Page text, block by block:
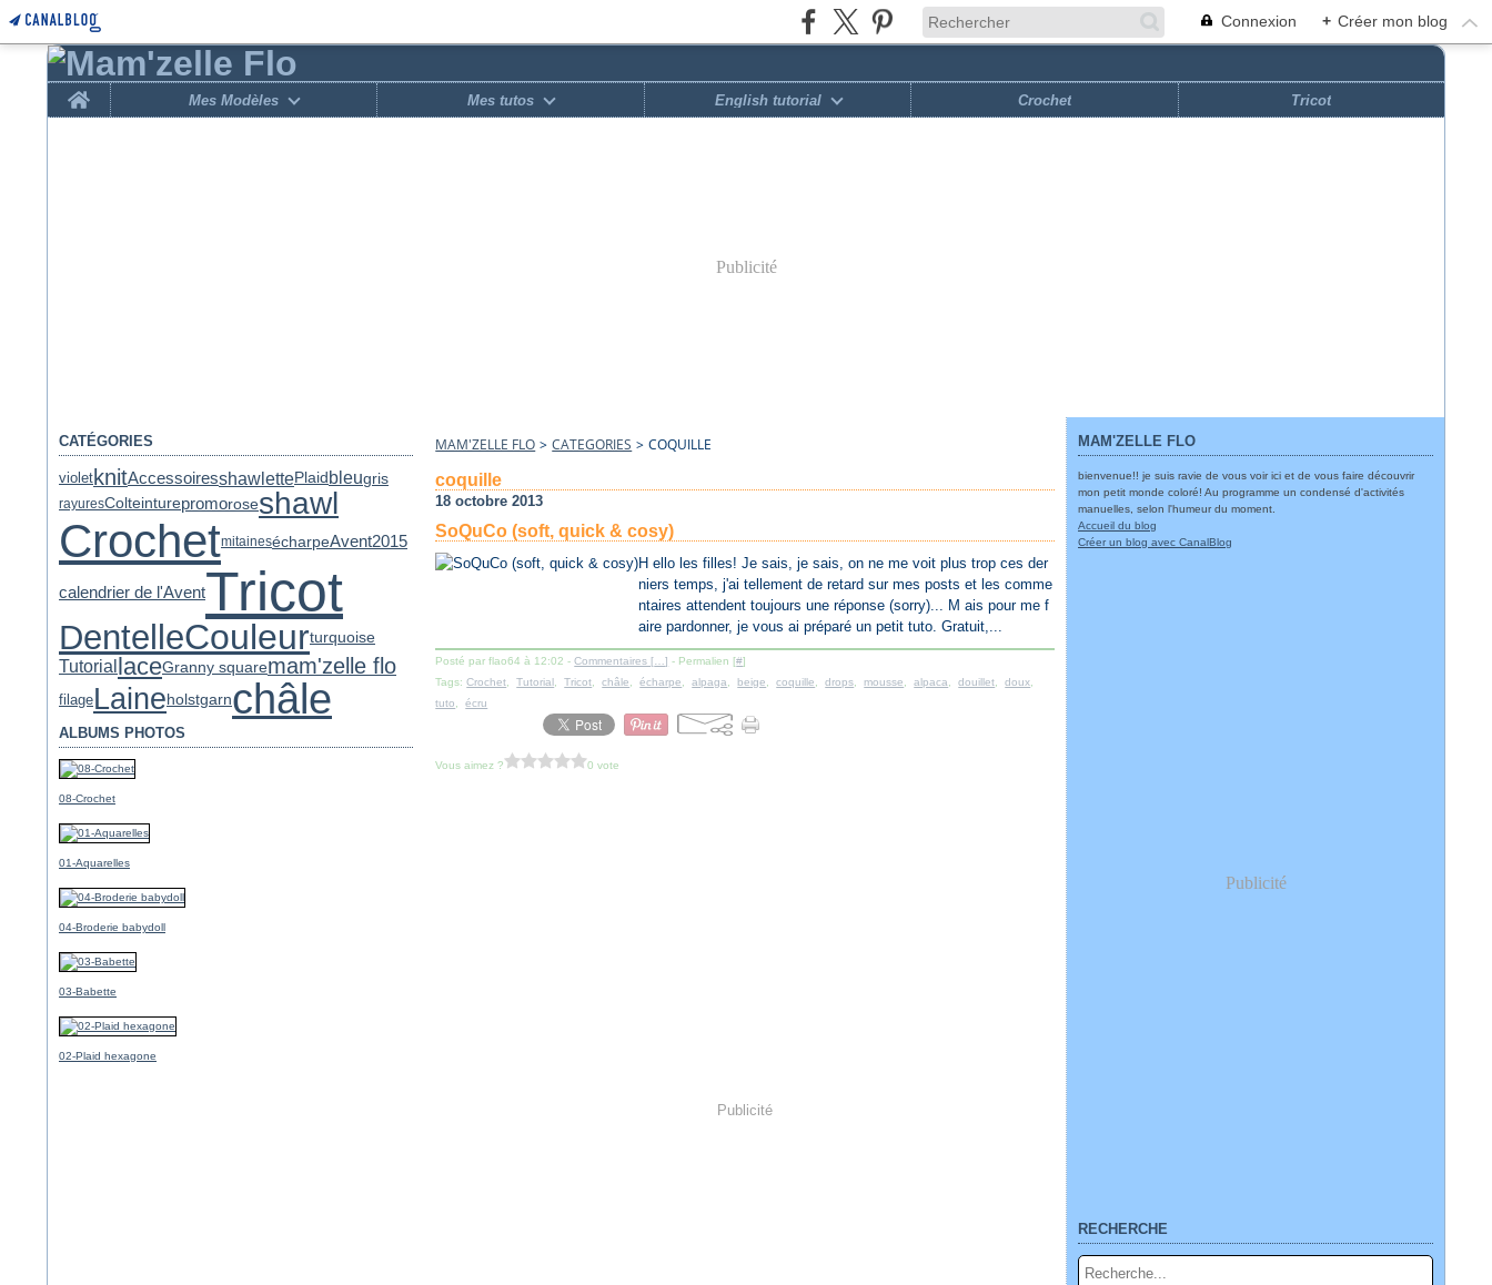
Connexion + Créer mon blog
Home
Mes Modèles Mes tutos English tutorial Crochet Tricot
Publicité
CATÉGORIES
violet knitAccessoiresshawlettePlaid bleugris
rayuresCol teinturepromoroseshawl
CrochetmitainesécharpeAvent2015
calendrier de l'AventTricot
DentelleCouleurturquoise
Tutorial laceGranny squaremam'zelle flo
filageLaineholstgarnchâle
ALBUMS PHOTOS
08-Crochet
01-Aquarelles
04-Broderie babydoll
03-Babette
02-Plaid hexagone
MAM'ZELLE FLO > CATEGORIES > COQUILLE
coquille
18 octobre 2013
SoQuCo (soft, quick & cosy)
H ello les filles! Je sais, je sais, on ne me voit plus trop ces der
niers temps, j'ai tellement de retard sur mes posts et les comme
ntaires attendent toujours une réponse (sorry)... M ais pour me f
aire pardonner, je vous ai préparé un petit tuto. Gratuit,...
Posté par flao64 à 12:02 -Commentaires [ …] - Permalien [#]
Tags:Crochet ,Tutorial ,Tricot ,châle ,écharpe ,alpaga ,beige ,coquille ,drops ,mousse ,alpaca ,douillet ,doux
tuto
,écru
Vous aimez ? 0 vote
Publicité
MAM'ZELLE FLO
bienvenue!! je suis ravie de vous voir ici et de vous faire découvrir
mon petit monde coloré! Au programme un condensé d'activités
manuelles, selon l'humeur du moment.
Accueil du blog
Créer un blog avec CanalBlog
Publicité
RECHERCHE